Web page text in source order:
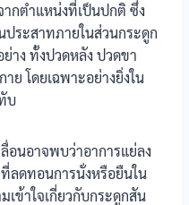
ากตำแหน่งที่เป็นปกติ ซึ่ง
ระสาทภายในส่วนกระดูก
าง ทั้งปวดหลัง ปวดขา
ย โดยเฉพาะอย่างยิ่งใน
บ
อนอาจพบว่าอาการแย่ลง
ลดทอนการนั่งหรือยืนใน
เข้าใจเกี่ยวกับกระดูกสัน